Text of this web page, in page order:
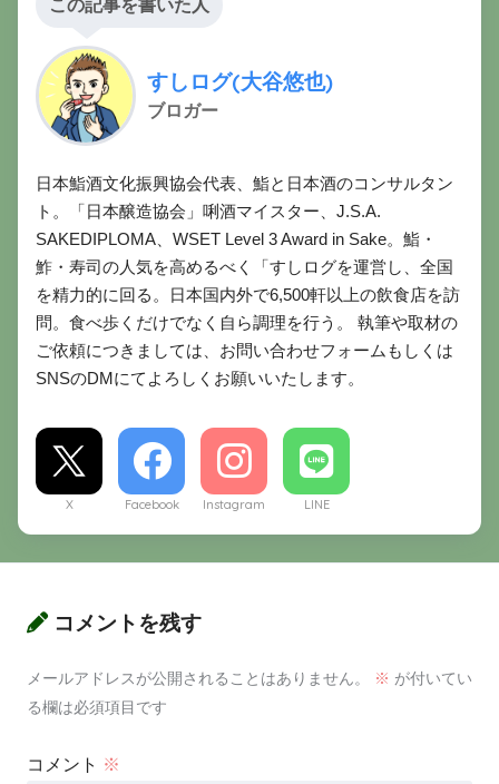
この記事を書いた人
すしログ(大谷悠也)
ブロガー
日本鮨酒文化振興協会代表、鮨と日本酒のコンサルタン
ト。「日本醸造協会」唎酒マイスター、J.S.A.
SAKEDIPLOMA、WSET Level 3 Award in Sake。鮨・
鮓・寿司の人気を高めるべく「すしログを運営し、全国
を精力的に回る。日本国内外で6,500軒以上の飲食店を訪
問。食べ歩くだけでなく自ら調理を行う。 執筆や取材の
ご依頼につきましては、お問い合わせフォームもしくは
SNSのDMにてよろしくお願いいたします。
X Facebook Instagram LINE
コメントを残す
メールアドレスが公開されることはありません。 ※ が付いてい
る欄は必須項目です
コメント ※